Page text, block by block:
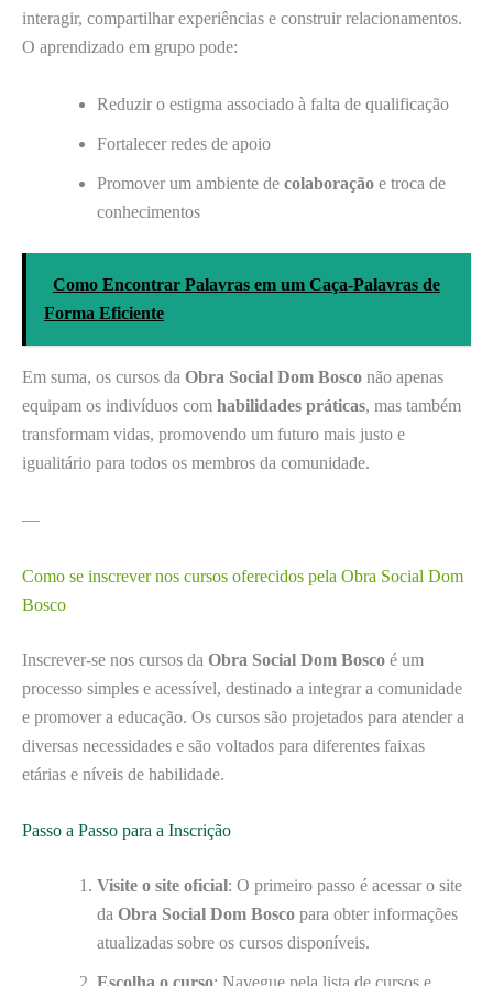
interagir, compartilhar experiências e construir relacionamentos.
O aprendizado em grupo pode:
Reduzir o estigma associado à falta de qualificação
Fortalecer redes de apoio
Promover um ambiente de colaboração e troca de
conhecimentos
Como Encontrar Palavras em um Caça-Palavras de
Forma Eficiente
Em suma, os cursos da Obra Social Dom Bosco não apenas
equipam os indivíduos com habilidades práticas, mas também
transformam vidas, promovendo um futuro mais justo e
igualitário para todos os membros da comunidade.
—
Como se inscrever nos cursos oferecidos pela Obra Social Dom
Bosco
Inscrever-se nos cursos da Obra Social Dom Bosco é um
processo simples e acessível, destinado a integrar a comunidade
e promover a educação. Os cursos são projetados para atender a
diversas necessidades e são voltados para diferentes faixas
etárias e níveis de habilidade.
Passo a Passo para a Inscrição
Visite o site oficial: O primeiro passo é acessar o site
da Obra Social Dom Bosco para obter informações
atualizadas sobre os cursos disponíveis.